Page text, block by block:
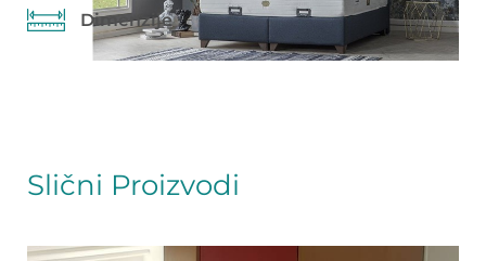
Dimenzije
Slični Proizvodi